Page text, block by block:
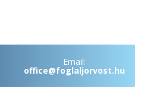
Email:
office@foglaljorvost.hu